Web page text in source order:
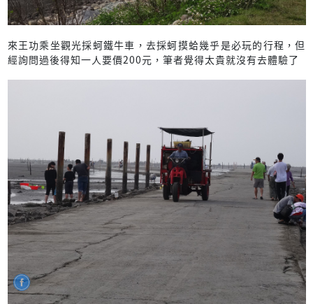
來王功乘坐觀光採蚵鐵牛車，去採蚵摸蛤幾乎是必玩的行程，但
經詢問過後得知一人要價200元，筆者覺得太貴就沒有去體驗了